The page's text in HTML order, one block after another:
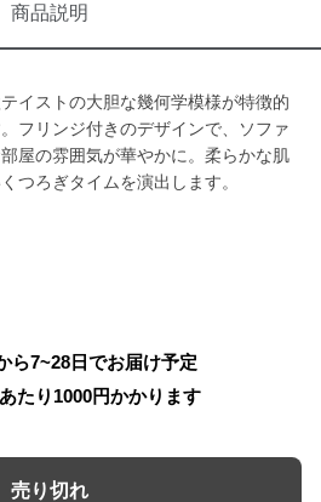
商品説明
イストの大胆な幾何学模様が特徴的
フリンジ付きのデザインで、ソファ
屋の雰囲気が華やかに。柔らかな肌
つろぎタイムを演出します。
ら7~28日でお届け予定
たり 1000円かかります
売り切れ